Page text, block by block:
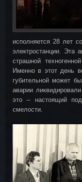
исполняется 28 лет
электростанции. Эта
страшной
Именно в этот день
губительной может
аварии
это – настоящий
смелости.